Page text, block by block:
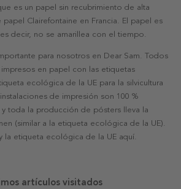
es un papel sin recubrimiento de alta
Clairefontaine en Francia. El papel es
decir, no se amarillea con el tiempo.
para nosotros en Dear Sam. Todos
en papel con las etiquetas
ecológica de la UE para la silvicultura
de impresión son 100 %
y toda la producción de pósters lleva la
(similar a la etiqueta ecológica de la UE).
la etiqueta ecológica de la UE aquí.
artículos visitados